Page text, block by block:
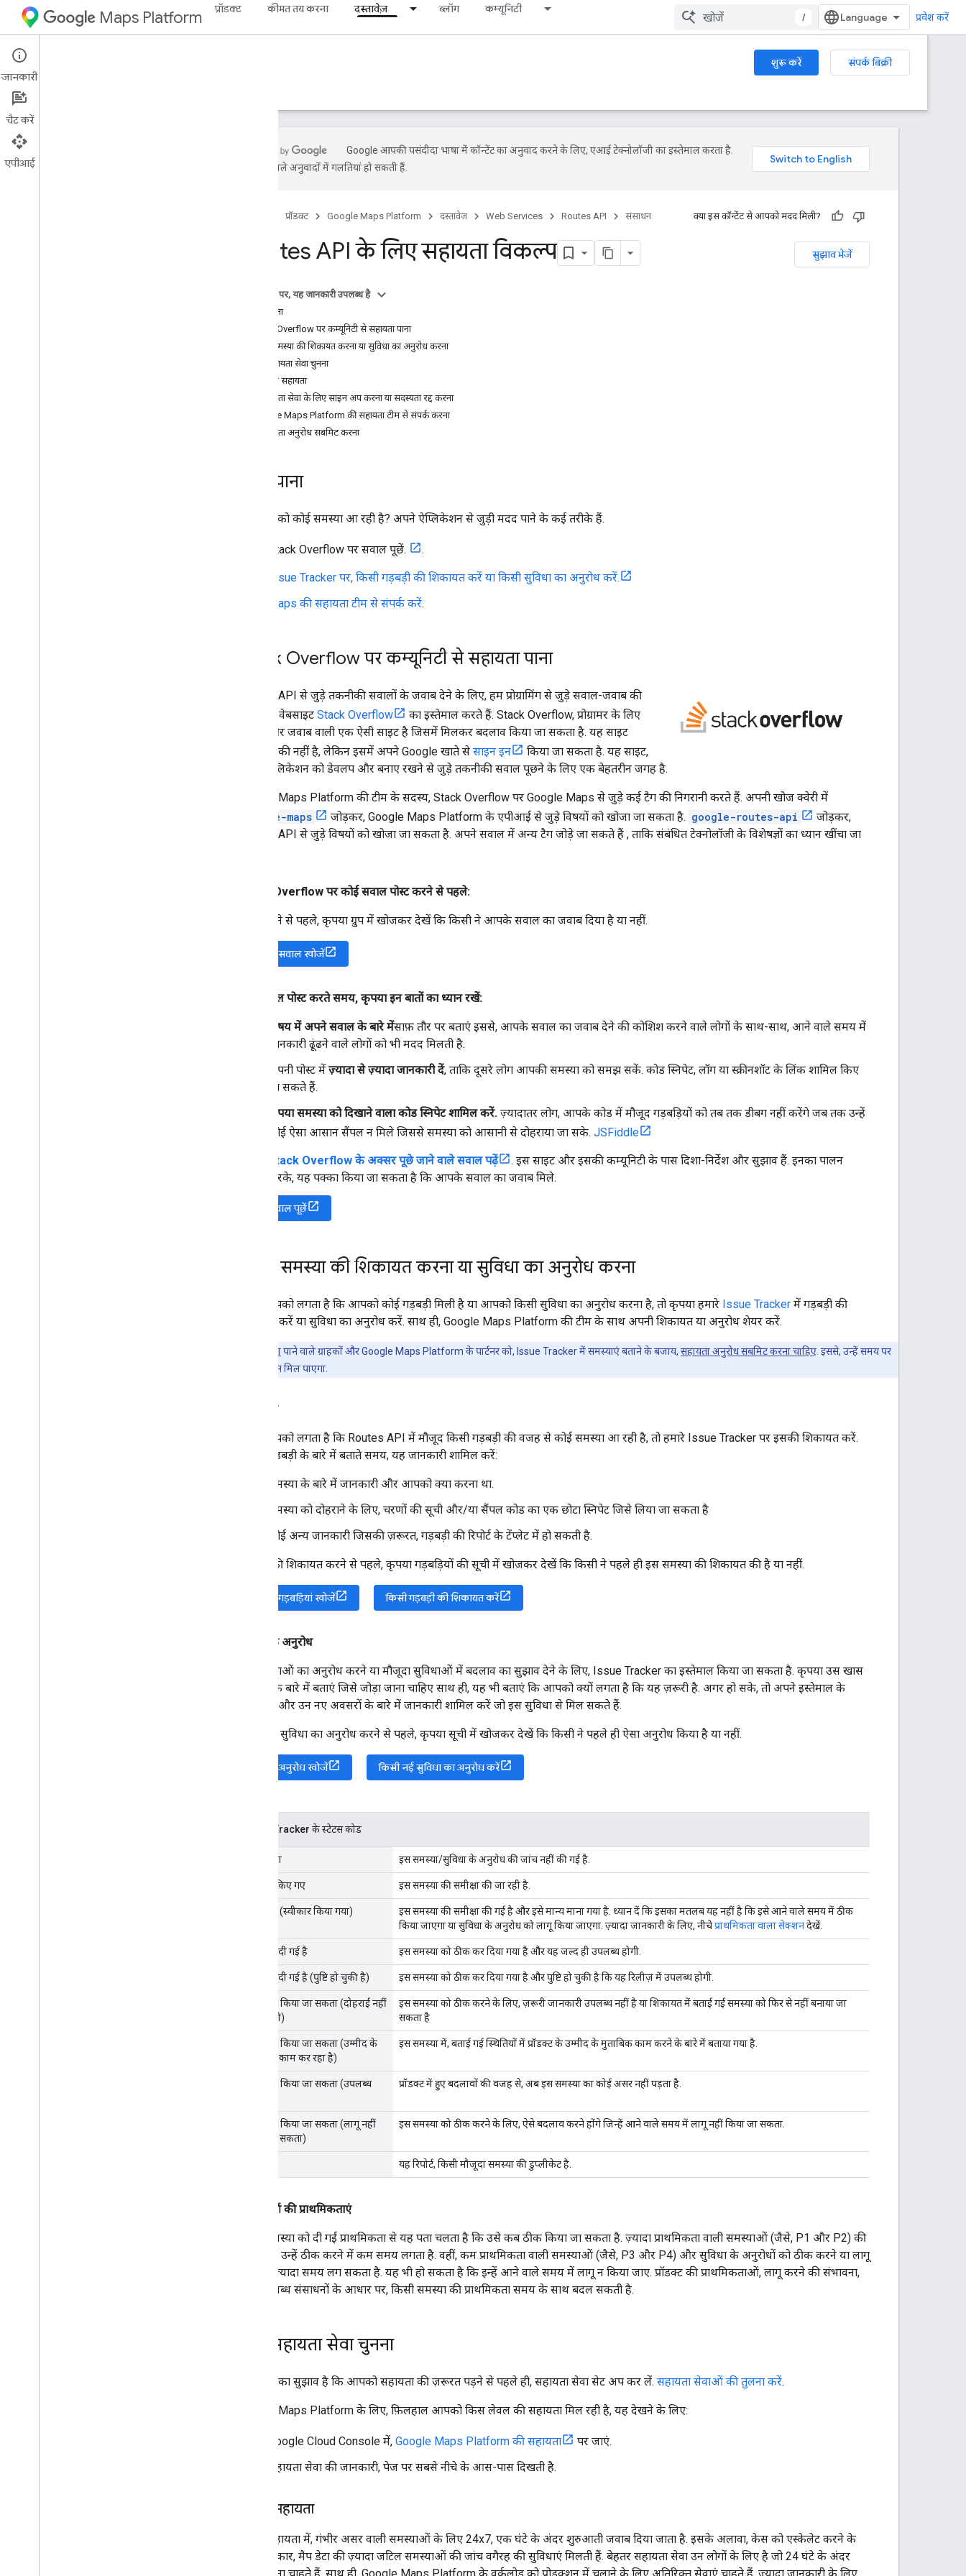
Maps Platform प्रॉडक्ट कीमत तय करना दस्तावेज़ ब्लॉग कम्यूनिटी
/ प्रवेश करें
Web Services शुरू करें
संपर्क बिक्री
गाइड
Google आपकी पसंदीदा भाषा में कॉन्टेंट का अनुवाद करने के लिए, एआई टेक्नोलॉजी का इस्तेमाल करता है.
एआई से मिले अनुवादों में गलतियां हो सकती हैं.
प्रॉडक्ट Google Maps Platform दस्तावेज़ Web Services Routes API संसाधन क्या इस कॉन्टेंट से आपको मदद मिली?
सुझाव भेजें
Routes API के लिए सहायता विकल्प
इस पेज पर, यह जानकारी उपलब्ध है
मदद पाना
Stack Overflow पर कम्यूनिटी से सहायता पाना
किसी समस्या की शिकायत करना या सुविधा का अनुरोध करना
सही सहायता सेवा चुनना
बेहतर सहायता
सहायता सेवा के लिए साइन अप करना या सदस्यता रद्द करना
Google Maps Platform की सहायता टीम से संपर्क करना
सहायता अनुरोध सबमिट करना
मदद पाना
क्या आपको कोई समस्या आ रही है? अपने ऐप्लिकेशन से जुड़ी मदद पाने के कई तरीके हैं.
Stack Overflow पर सवाल पूछें. .
Issue Tracker पर, किसी गड़बड़ी की शिकायत करें या किसी सुविधा का अनुरोध करें.
Maps की सहायता टीम से संपर्क करें.
Stack Overflow पर कम्यूनिटी से सहायता पाना
Routes API से जुड़े तकनीकी सवालों के जवाब देने के लिए, हम प्रोग्रामिंग से जुड़े सवाल-जवाब की
लोकप्रिय वेबसाइट Stack Overflow
का इस्तेमाल करते हैं. Stack Overflow, प्रोग्रामर के लिए
सवाल और जवाब वाली एक ऐसी साइट है जिसमें मिलकर बदलाव किया जा सकता है. यह साइट
Google की नहीं है, लेकिन इसमें अपने Google खाते से साइन इन
किया जा सकता है. यह साइट,
अपने ऐप्लिकेशन को डेवलप और बनाए रखने से जुड़े तकनीकी सवाल पूछने के लिए एक बेहतरीन जगह है.
Google Maps Platform की टीम के सदस्य, Stack Overflow पर Google Maps से जुड़े कई टैग की निगरानी करते हैं. अपनी खोज क्वेरी में
google-maps
जोड़कर, Google Maps Platform के एपीआई से जुड़े विषयों को खोजा जा सकता है. google-routes-api
जोड़कर,
Routes API से जुड़े विषयों को खोजा जा सकता है. अपने सवाल में अन्य टैग जोड़े जा सकते हैं , ताकि संबंधित टेक्नोलॉजी के विशेषज्ञों का ध्यान खींचा जा
Stack Overflow पर कोई सवाल पोस्ट करने से पहले:
पोस्ट करने से पहले, कृपया ग्रुप में खोजकर देखें कि किसी ने आपके सवाल का जवाब दिया है या नहीं.
मौजूदा सवाल खोजें
नया सवाल पोस्ट करते समय, कृपया इन बातों का ध्यान रखें:
विषय में अपने सवाल के बारे मेंसाफ़ तौर पर बताएं इससे, आपके सवाल का जवाब देने की कोशिश करने वाले लोगों के साथ-साथ, आने वाले समय में
जानकारी ढूंढने वाले लोगों को भी मदद मिलती है.
अपनी पोस्ट में ज़्यादा से ज़्यादा जानकारी दें, ताकि दूसरे लोग आपकी समस्या को समझ सकें. कोड स्निपेट, लॉग या स्क्रीनशॉट के लिंक शामिल किए
जा सकते हैं.
कृपया समस्या को दिखाने वाला कोड स्निपेट शामिल करें. ज़्यादातर लोग, आपके कोड में मौजूद गड़बड़ियों को तब तक डीबग नहीं करेंगे जब तक उन्हें
कोई ऐसा आसान सैंपल न मिले जिससे समस्या को आसानी से दोहराया जा सके. JSFiddle
Stack Overflow के अक्सर पूछे जाने वाले सवाल पढ़ें
. इस साइट और इसकी कम्यूनिटी के पास दिशा-निर्देश और सुझाव हैं. इनका पालन
करके, यह पक्का किया जा सकता है कि आपके सवाल का जवाब मिले.
नया सवाल पूछें
किसी समस्या की शिकायत करना या सुविधा का अनुरोध करना
अगर आपको लगता है कि आपको कोई गड़बड़ी मिली है या आपको किसी सुविधा का अनुरोध करना है, तो कृपया हमारे Issue Tracker में गड़बड़ी की
शिकायत करें या सुविधा का अनुरोध करें. साथ ही, Google Maps Platform की टीम के साथ अपनी शिकायत या अनुरोध शेयर करें.
बेहतर सहायतापाने वाले ग्राहकों और Google Maps Platform के पार्टनर को, Issue Tracker में समस्याएं बताने के बजाय, सहायता अनुरोध सबमिट करना चाहिए . इससे, उन्हें समय पर
जवाब और समाधान मिल पाएगा.
अगर आपको लगता है कि Routes API में मौजूद किसी गड़बड़ी की वजह से कोई समस्या आ रही है, तो हमारे Issue Tracker पर इसकी शिकायत करें.
कृपया गड़बड़ी के बारे में बताते समय, यह जानकारी शामिल करें:
समस्या के बारे में जानकारी और आपको क्या करना था.
समस्या को दोहराने के लिए, चरणों की सूची और/या सैंपल कोड का एक छोटा स्निपेट जिसे लिया जा सकता है
कोई अन्य जानकारी जिसकी ज़रूरत, गड़बड़ी की रिपोर्ट के टेंप्लेट में हो सकती है.
गड़बड़ी की शिकायत करने से पहले, कृपया गड़बड़ियों की सूची में खोजकर देखें कि किसी ने पहले ही इस समस्या की शिकायत की है या नहीं.
मौजूदा गड़बड़ियां खोजें किसी गड़बड़ी की शिकायत करें
सुविधा के अनुरोध
नई सुविधाओं का अनुरोध करने या मौजूदा सुविधाओं में बदलाव का सुझाव देने के लिए, Issue Tracker का इस्तेमाल किया जा सकता है. कृपया उस खास
फ़ंक्शन के बारे में बताएं जिसे जोड़ा जाना चाहिए साथ ही, यह भी बताएं कि आपको क्यों लगता है कि यह ज़रूरी है. अगर हो सके, तो अपने इस्तेमाल के
उदाहरण और उन नए अवसरों के बारे में जानकारी शामिल करें जो इस सुविधा से मिल सकते हैं.
किसी नई सुविधा का अनुरोध करने से पहले, कृपया सूची में खोजकर देखें कि किसी ने पहले ही ऐसा अनुरोध किया है या नहीं.
मौजूदा अनुरोध खोजें किसी नई सुविधा का अनुरोध करें
Issue Tracker के स्टेटस कोड
नई सुविधा इस समस्या/सुविधा के अनुरोध की जांच नहीं की गई है.
असाइन किए गए इस समस्या की समीक्षा की जा रही है.
प्रगति पर (स्वीकार किया गया)
इस समस्या की समीक्षा की गई है और इसे मान्य माना गया है. ध्यान दें कि इसका मतलब यह नहीं है कि इसे आने वाले समय में ठीक
किया जाएगा या सुविधा के अनुरोध को लागू किया जाएगा. ज़्यादा जानकारी के लिए, नीचेप्राथमिकता वाला सेक्शनदेखें.
ठीक कर दी गई है इस समस्या को ठीक कर दिया गया है और यह जल्द ही उपलब्ध होगी.
ठीक कर दी गई है (पुष्टि हो चुकी है) इस समस्या को ठीक कर दिया गया है और पुष्टि हो चुकी है कि यह रिलीज़ में उपलब्ध होगी.
ठीक नहीं किया जा सकता (दोहराई नहीं
जा सकती)
इस समस्या को ठीक करने के लिए, ज़रूरी जानकारी उपलब्ध नहीं है या शिकायत में बताई गई समस्या को फिर से नहीं बनाया जा
सकता है
ठीक नहीं किया जा सकता (उम्मीद के
मुताबिक काम कर रहा है)
इस समस्या में, बताई गई स्थितियों में प्रॉडक्ट के उम्मीद के मुताबिक काम करने के बारे में बताया गया है.
ठीक नहीं किया जा सकता (उपलब्ध
प्रॉडक्ट में हुए बदलावों की वजह से, अब इस समस्या का कोई असर नहीं पड़ता है.
ठीक नहीं किया जा सकता (लागू नहीं
किया जा सकता)
इस समस्या को ठीक करने के लिए, ऐसे बदलाव करने होंगे जिन्हें आने वाले समय में लागू नहीं किया जा सकता.
यह रिपोर्ट, किसी मौजूदा समस्या की डुप्लीकेट है.
समस्याओं की प्राथमिकताएं
किसी समस्या को दी गई प्राथमिकता से यह पता चलता है कि उसे कब ठीक किया जा सकता है. ज़्यादा प्राथमिकता वाली समस्याओं (जैसे, P1 और P2) की
जांच और उन्हें ठीक करने में कम समय लगता है. वहीं, कम प्राथमिकता वाली समस्याओं (जैसे, P3 और P4) और सुविधा के अनुरोधों को ठीक करने या लागू
करने में ज़्यादा समय लग सकता है. यह भी हो सकता है कि इन्हें आने वाले समय में लागू न किया जाए. प्रॉडक्ट की प्राथमिकताओं, लागू करने की संभावना,
और उपलब्ध संसाधनों के आधार पर, किसी समस्या की प्राथमिकता समय के साथ बदल सकती है.
सही सहायता सेवा चुनना
Google का सुझाव है कि आपको सहायता की ज़रूरत पड़ने से पहले ही, सहायता सेवा सेट अप कर लें. सहायता सेवाओं की तुलना करें.
Google Maps Platform के लिए, फ़िलहाल आपको किस लेवल की सहायता मिल रही है, यह देखने के लिए:
Google Cloud Console में, Google Maps Platform की सहायता
पर जाएं.
सहायता सेवा की जानकारी, पेज पर सबसे नीचे के आस-पास दिखती है.
बेहतर सहायता
बेहतर सहायता में, गंभीर असर वाली समस्याओं के लिए 24x7, एक घंटे के अंदर शुरुआती जवाब दिया जाता है. इसके अलावा, केस को एस्केलेट करने के
विशेषाधिकार, मैप डेटा की ज़्यादा जटिल समस्याओं की जांच वगैरह की सुविधाएं मिलती हैं. बेहतर सहायता सेवा उन लोगों के लिए है जो 24 घंटे के अंदर
जानकारी
चैट करें
एपीआई